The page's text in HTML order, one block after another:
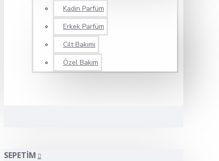
Kadın Parfüm
Erkek Parfüm
Cilt Bakımı
Özel Bakım
SEPETIM